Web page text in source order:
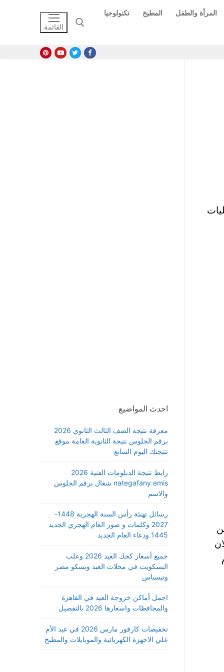
المرأة والطفل المطبخ
تكنولوجيا
القائمة
كليات
احدث المواضيع
معرفة نتيجة الصف الثالث الثانوي 2026
برقم الجلوس نتيجة الثانوية العامة موقع
نتيجتك اليوم السابع
رابط نتيجة الدبلومات الفنية 2026
nategafany.emis شغال برقم الجلوس
والاسم
رسائل تهنئة رأس السنة الهجرية 1448-
2027 وكلمات و صور العام الهجري الجديد
1445 ودعاء العام الجديد
جميع أسعار كحك العيد 2026 وعلب
البسكويت في محلات العبد وبسكو مصر
وتيسباس
اجمل أماكن خروجة العيد في القاهرة
والمحافظات واسعارها 2026 بالتفصيل
تخفيضات كارفور مارس 2026 في عيد الأم
علي الاجهزة الكهربائية والموبايلات والمطبخ